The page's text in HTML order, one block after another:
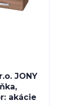
JONY
akácie